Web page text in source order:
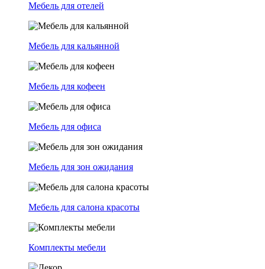
Мебель для отелей
Мебель для кальянной
Мебель для кофеен
Мебель для офиса
Мебель для зон ожидания
Мебель для салона красоты
Комплекты мебели